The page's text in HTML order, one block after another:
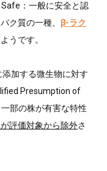
Safe：一般に安全と認
ク質の一種、 β-ラク
うです。
加する微生物に対す
Presumption of
部の株が有害な特性
評価対象から除外さ